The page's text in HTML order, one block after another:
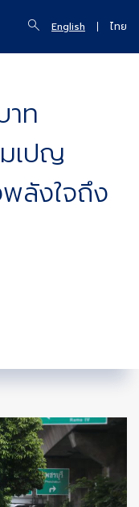
English ไทย
าท
เปญ
ลังใจถึง